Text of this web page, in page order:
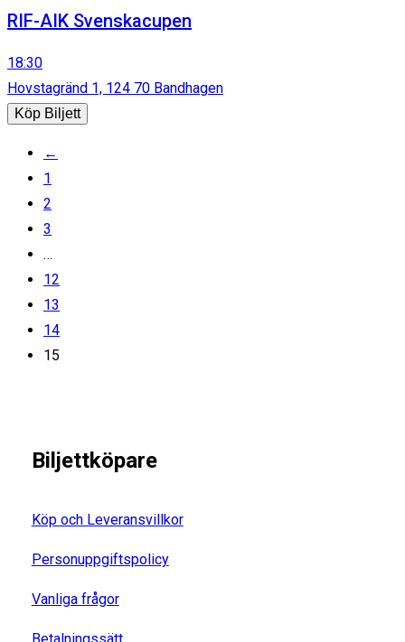
RIF-AIK Svenskacupen
18:30
Hovstagränd 1, 124 70 Bandhagen
Köp Biljett
←
1
2
3
…
12
13
14
15
Biljettköpare
Köp och Leveransvillkor
Personuppgiftspolicy
Vanliga frågor